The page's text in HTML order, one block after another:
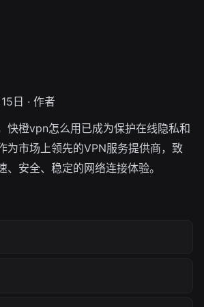
日 · 作者
快橙vpn怎么用已成为保护在线隐私和
为市场上领先的VPN服务提供商，致
、安全、稳定的网络连接体验。